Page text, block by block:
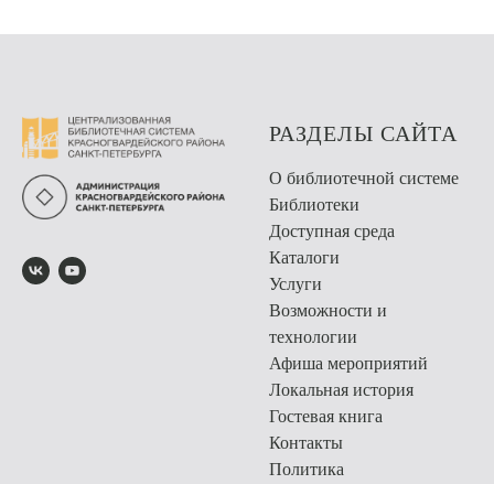
РАЗДЕЛЫ САЙТА
О библиотечной системе
Библиотеки
Доступная среда
Каталоги
Услуги
Возможности и
технологии
Афиша мероприятий
Локальная история
Гостевая книга
Контакты
Политика